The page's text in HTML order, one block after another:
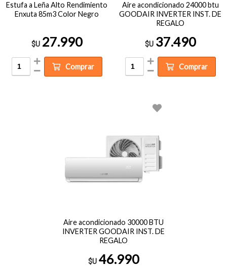
Estufa a Leña Alto Rendimiento
Enxuta 85m3 Color Negro
$U 27.990
Comprar
Aire acondicionado 24000 btu
GOODAIR INVERTER INST. DE
REGALO
$U 37.490
Comprar
Aire acondicionado 30000 BTU
INVERTER GOODAIR INST. DE
REGALO
$U 46.990